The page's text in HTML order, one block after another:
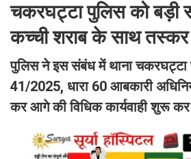
चकरघट्टा पुलिस को बड़ी
कच्ची शराब के साथ तस्कर
पुलिस ने इस संबंध में थाना चकरघट्टा
41/2025, धारा 60 आबकारी
कर आगे की विधिक कार्यवाही शुरू कर